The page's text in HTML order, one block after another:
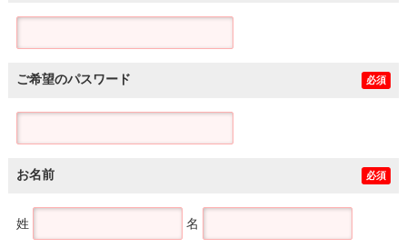
ご希望のパスワード 必須
お名前 必須
姓 名